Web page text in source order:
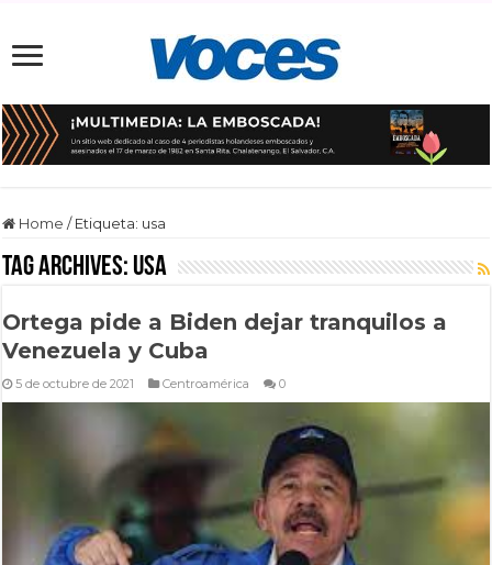
Home / Etiqueta: usa
Tag Archives: usa
Ortega pide a Biden dejar tranquilos a
Venezuela y Cuba
5 de octubre de 2021 Centroamérica 0